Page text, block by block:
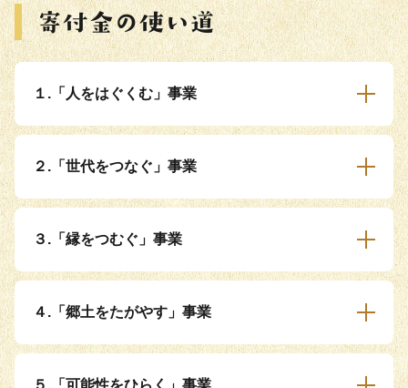
１.「人をはぐくむ」事業
２.「世代をつなぐ」事業
３.「縁をつむぐ」事業
４.「郷土をたがやす」事業
５.「可能性をひらく」事業